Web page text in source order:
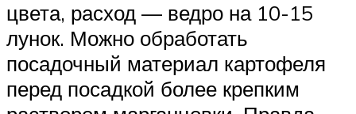
цвета, расход — ведро на 10-15
лунок. Можно обработать
посадочный материал картофеля
перед посадкой более крепким